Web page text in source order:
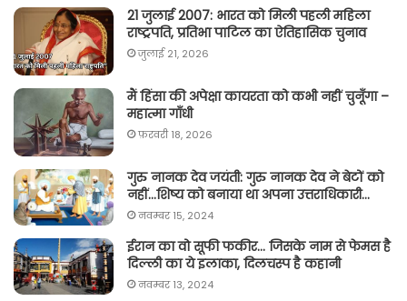
21 जुलाई 2007: भारत को मिली पहली महिला
राष्ट्रपति, प्रतिभा पाटिल का ऐतिहासिक चुनाव
जुलाई 21, 2026
मैं हिंसा की अपेक्षा कायरता को कभी नहीं चुनूँगा –
महात्मा गाँधी
फ़रवरी 18, 2026
गुरु नानक देव जयंती: गुरु नानक देव ने बेटों को
नहीं…शिष्य को बनाया था अपना उत्तराधिकारी…
नवम्बर 15, 2024
ईरान का वो सूफी फकीर… जिसके नाम से फेमस है
दिल्ली का ये इलाका, दिलचस्प है कहानी
नवम्बर 13, 2024